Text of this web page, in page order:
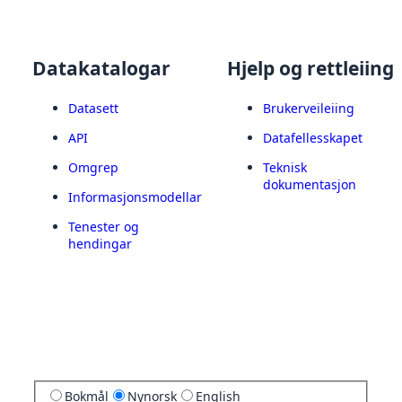
Datakatalogar
Datasett
API
Omgrep
Informasjonsmodellar
Tenester og
hendingar
Hjelp og rettleiing
Brukerveileiing
Datafellesskapet
Teknisk
dokumentasjon
Bokmål Nynorsk English